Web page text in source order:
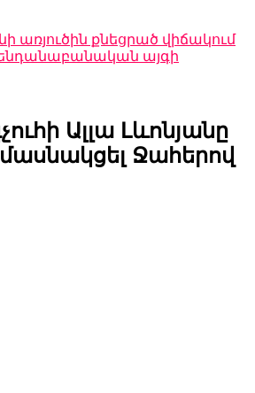
առյուծին քնեցրած վիճակում
այգի
Ալլա Լևոնյանը
մասնակցել Ջահերով